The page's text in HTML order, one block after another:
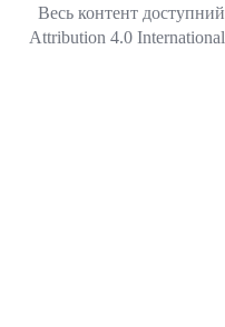
Весь контент
Attribution 4.0